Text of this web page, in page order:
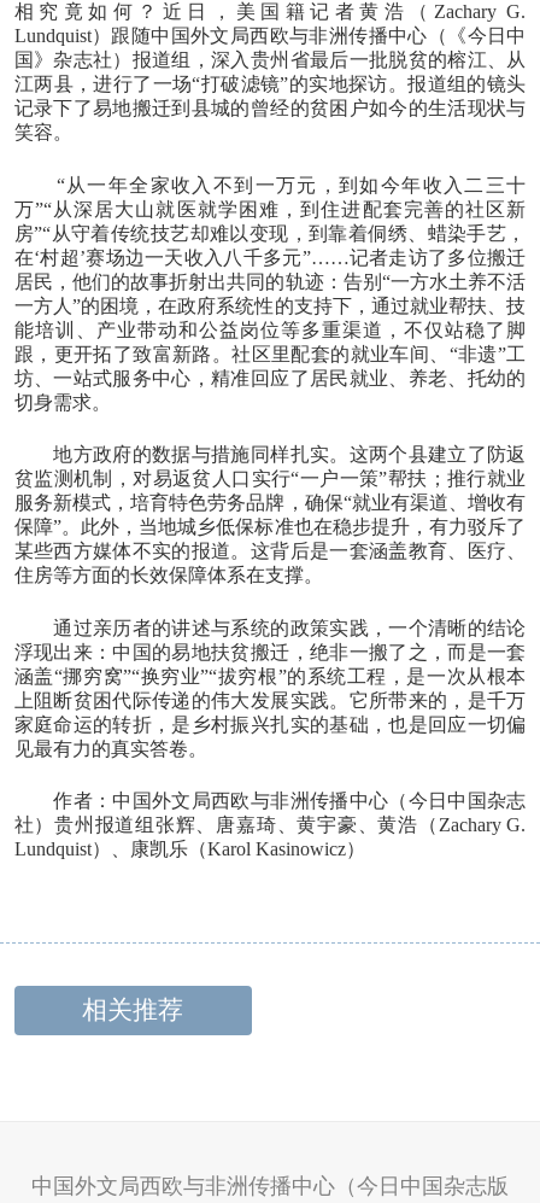
相究竟如何？近日，美国籍记者黄浩（Zachary G.
Lundquist）跟随中国外文局西欧与非洲传播中心（《今日中
国》杂志社）报道组，深入贵州省最后一批脱贫的榕江、从
江两县，进行了一场“打破滤镜”的实地探访。报道组的镜头
记录下了易地搬迁到县城的曾经的贫困户如今的生活现状与
笑容。
“从一年全家收入不到一万元，到如今年收入二三十
万”“从深居大山就医就学困难，到住进配套完善的社区新
房”“从守着传统技艺却难以变现，到靠着侗绣、蜡染手艺，
在‘村超’赛场边一天收入八千多元”……记者走访了多位搬迁
居民，他们的故事折射出共同的轨迹：告别“一方水土养不活
一方人”的困境，在政府系统性的支持下，通过就业帮扶、技
能培训、产业带动和公益岗位等多重渠道，不仅站稳了脚
跟，更开拓了致富新路。社区里配套的就业车间、“非遗”工
坊、一站式服务中心，精准回应了居民就业、养老、托幼的
切身需求。
地方政府的数据与措施同样扎实。这两个县建立了防返
贫监测机制，对易返贫人口实行“一户一策”帮扶；推行就业
服务新模式，培育特色劳务品牌，确保“就业有渠道、增收有
保障”。此外，当地城乡低保标准也在稳步提升，有力驳斥了
某些西方媒体不实的报道。这背后是一套涵盖教育、医疗、
住房等方面的长效保障体系在支撑。
通过亲历者的讲述与系统的政策实践，一个清晰的结论
浮现出来：中国的易地扶贫搬迁，绝非一搬了之，而是一套
涵盖“挪穷窝”“换穷业”“拔穷根”的系统工程，是一次从根本
上阻断贫困代际传递的伟大发展实践。它所带来的，是千万
家庭命运的转折，是乡村振兴扎实的基础，也是回应一切偏
见最有力的真实答卷。
作者：中国外文局西欧与非洲传播中心（今日中国杂志
社）贵州报道组张辉、唐嘉琦、黄宇豪、黄浩（Zachary G.
Lundquist）、康凯乐（Karol Kasinowicz）
相关推荐
中国外文局西欧与非洲传播中心（今日中国杂志版